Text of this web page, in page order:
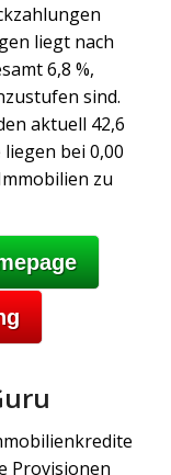
liegt nach
6,8 %,
sind.
aktuell 42,6
bei 0,00
zu
Provisionen